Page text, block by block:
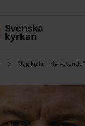
”Jag kallar mig vetande”